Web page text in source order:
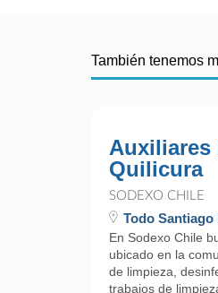
También tenemos
Auxiliares
Quilicura
SODEXO CHILE
Todo Santiago
En Sodexo Chile
ubicado en la
de limpieza,
trabajos de